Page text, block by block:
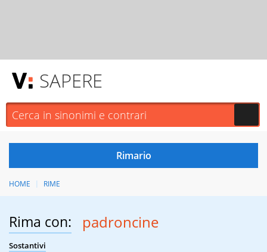
SAPERE
HOME RIME
Rima con: padroncine
Sostantivi